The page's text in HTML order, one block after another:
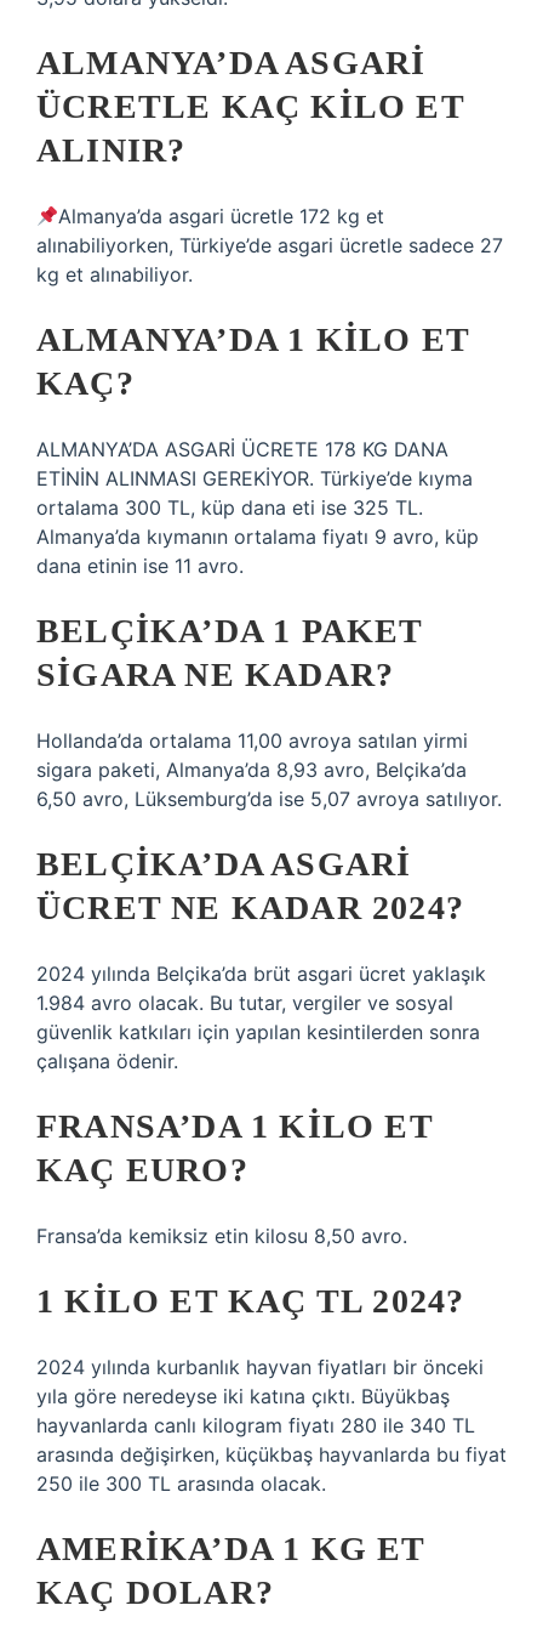
ALMANYA’DA ASGARI
ÜCRETLE KAÇ KILO ET
ALINIR?
Almanya’da asgari ücretle 172 kg et
alınabiliyorken, Türkiye’de asgari ücretle sadece 27
kg et alınabiliyor.
ALMANYA’DA 1 KILO ET
KAÇ?
ALMANYA’DA ASGARİ ÜCRETE 178 KG DANA
ETİNİN ALINMASI GEREKİYOR. Türkiye’de kıyma
ortalama 300 TL, küp dana eti ise 325 TL.
Almanya’da kıymanın ortalama fiyatı 9 avro, küp
dana etinin ise 11 avro.
BELÇIKA’DA 1 PAKET
SIGARA NE KADAR?
Hollanda’da ortalama 11,00 avroya satılan yirmi
sigara paketi, Almanya’da 8,93 avro, Belçika’da
6,50 avro, Lüksemburg’da ise 5,07 avroya satılıyor.
BELÇIKA’DA ASGARI
ÜCRET NE KADAR 2024?
2024 yılında Belçika’da brüt asgari ücret yaklaşık
1.984 avro olacak. Bu tutar, vergiler ve sosyal
güvenlik katkıları için yapılan kesintilerden sonra
çalışana ödenir.
FRANSA’DA 1 KILO ET
KAÇ EURO?
Fransa’da kemiksiz etin kilosu 8,50 avro.
1 KILO ET KAÇ TL 2024?
2024 yılında kurbanlık hayvan fiyatları bir önceki
yıla göre neredeyse iki katına çıktı. Büyükbaş
hayvanlarda canlı kilogram fiyatı 280 ile 340 TL
arasında değişirken, küçükbaş hayvanlarda bu fiyat
250 ile 300 TL arasında olacak.
AMERIKA’DA 1 KG ET
KAÇ DOLAR?